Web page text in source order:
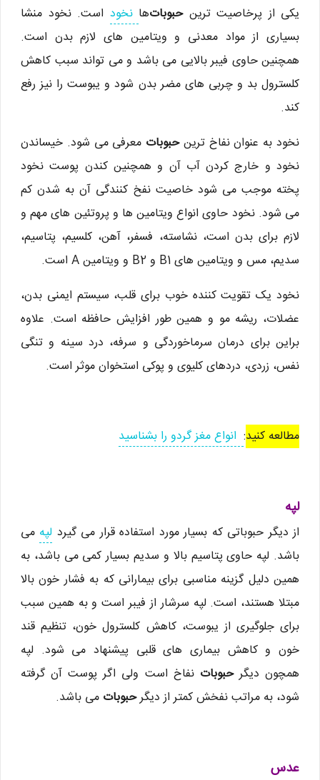
یکی از پرخاصیت ترینحبوباتها نخود است. نخود منشا
بسیاری از مواد معدنی و ویتامین های لازم بدن است.
همچنین حاوی فیبر بالایی می باشد و می تواند سبب کاهش
کلسترول بد و چربی های مضر بدن شود و یبوست را نیز رفع
کند.
نخود به عنوان نفاخ ترینحبوبات معرفی می شود. خیساندن
نخود و خارج کردن آب آن و همچنین کندن پوست نخود
پخته موجب می شود خاصیت نفخ کنندگی آن به شدن کم
می شود. نخود حاوی انواع ویتامین ها و پروتئین های مهم و
لازم برای بدن است، نشاسته، فسفر، آهن، کلسیم، پتاسیم،
سدیم، مس و ویتامین های B1 و B2 و ویتامین A است.
نخود یک تقویت کننده خوب برای قلب، سیستم ایمنی بدن،
عضلات، ریشه مو و همین طور افزایش حافظه است. علاوه
براین برای درمان سرماخوردگی و سرفه، درد سینه و تنگی
نفس، زردی، دردهای کلیوی و پوکی استخوان موثر است.
مطالعه کنید: انواع مغز گردو را بشناسید
لپه
از دیگر حبوباتی که بسیار مورد استفاده قرار می گیرد لپه می
باشد. لپه حاوی پتاسیم بالا و سدیم بسیار کمی می باشد، به
همین دلیل گزینه مناسبی برای بیمارانی که به فشار خون بالا
مبتلا هستند، است. لپه سرشار از فیبر است و به همین سبب
برای جلوگیری از یبوست، کاهش کلسترول خون، تنظیم قند
خون و کاهش بیماری های قلبی پیشنهاد می شود. لپه
همچون دیگرحبوبات نفاخ است ولی اگر پوست آن گرفته
شود، به مراتب نفخش کمتر از دیگرحبوبات می باشد.
عدس